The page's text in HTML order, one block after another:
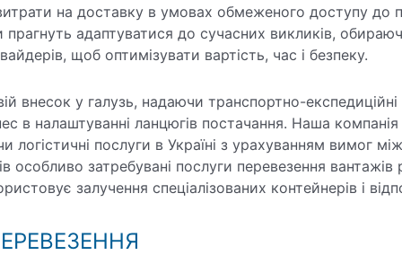
на доставку в умовах обмеженого доступу до
прагнуть адаптуватися до сучасних викликів,
щоб оптимізувати вартість, час і безпеку.
внесок у галузь, надаючи транспортно-експедиційні
в налаштуванні ланцюгів постачання. Наша
логістичні послуги в Україні з урахуванням вимог
особливо затребувані послуги перевезення вантажів
залучення спеціалізованих контейнерів і